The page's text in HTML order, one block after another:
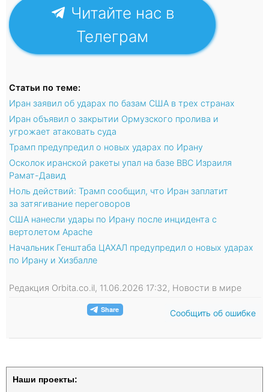
Читайте нас в
Телеграм
Статьи по теме:
Иран заявил об ударах по базам США в трех странах
Иран объявил о закрытии Ормузского пролива и
угрожает атаковать суда
Трамп предупредил о новых ударах по Ирану
Осколок иранской ракеты упал на базе ВВС Израиля
Рамат-Давид
Ноль действий: Трамп сообщил, что Иран заплатит
за затягивание переговоров
США нанесли удары по Ирану после инцидента с
вертолетом Apache
Начальник Генштаба ЦАХАЛ предупредил о новых ударах
по Ирану и Хизбалле
Редакция Orbita.co.il, 11.06.2026 17:32, Новости в мире
Сообщить об ошибке
Наши проекты: